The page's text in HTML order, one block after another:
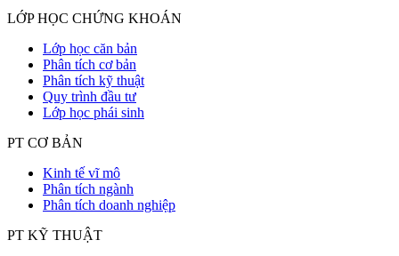
LỚP HỌC CHỨNG KHOÁN
Lớp học căn bản
Phân tích cơ bản
Phân tích kỹ thuật
Quy trình đầu tư
Lớp học phái sinh
PT CƠ BẢN
Kinh tế vĩ mô
Phân tích ngành
Phân tích doanh nghiệp
PT KỸ THUẬT